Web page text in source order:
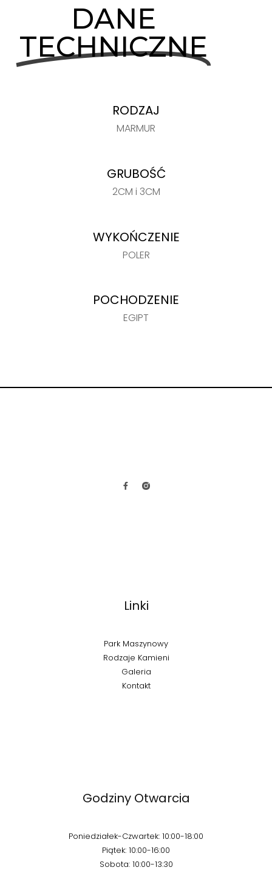
DANE
TECHNICZNE
RODZAJ
MARMUR
GRUBOŚĆ
2CM i 3CM
WYKOŃCZENIE
POLER
POCHODZENIE
EGIPT
Linki
Park Maszynowy
Rodzaje Kamieni
Galeria
Kontakt
Godziny Otwarcia
Poniedziałek-Czwartek: 10:00-18:00
Piątek: 10:00-16:00
Sobota: 10:00-13:30